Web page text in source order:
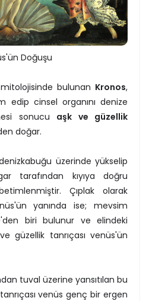
Doğuşu
bulunan Kronos,
edip cinsel organını denize
sonucu aşk ve güzellik
doğar.
üzerinde yükselip
tarafından kıyıya doğru
Çıplak olarak
yanında ise; mevsim
biri bulunur ve elindeki
güzellik tanrıçası venüs'ün
tuval üzerine yansıtılan bu
venüs genç bir ergen